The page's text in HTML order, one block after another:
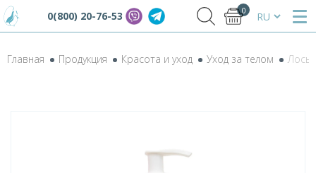
0(800) 20-76-53 0
Главная Продукция Красота и уход Уход за телом